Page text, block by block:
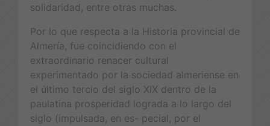
solidaridad, entre otras muchas.
Por lo que respecta a la Historia provincial de
Almería, fue coincidiendo con el
extraordinario renacer cultural
experimentado por la sociedad almeriense en
el último tercio del siglo XIX dentro de la
paulatina prosperidad lograda a lo largo del
siglo (impulsada, en es- pecial, por el